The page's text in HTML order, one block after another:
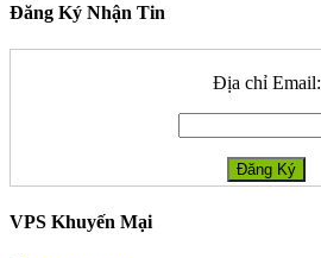
Đăng Ký Nhận Tin
Địa chỉ Email:
VPS Khuyến Mại